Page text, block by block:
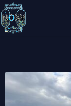
Главная
Оборудование